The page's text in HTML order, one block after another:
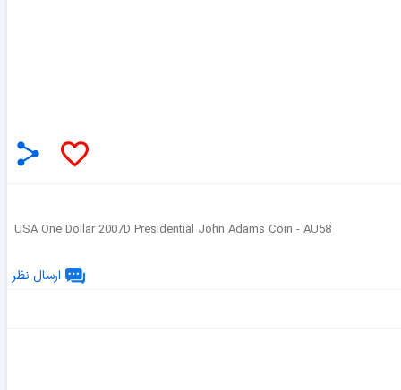
USA One Dollar 2007D Presidential John Adams Coin - AU58
ارسال نظر